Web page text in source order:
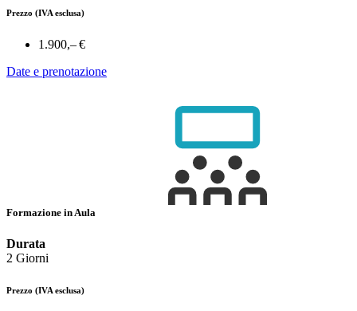
Prezzo (IVA esclusa)
1.900,– €
Date e prenotazione
Formazione in Aula
Durata
2 Giorni
Prezzo (IVA esclusa)